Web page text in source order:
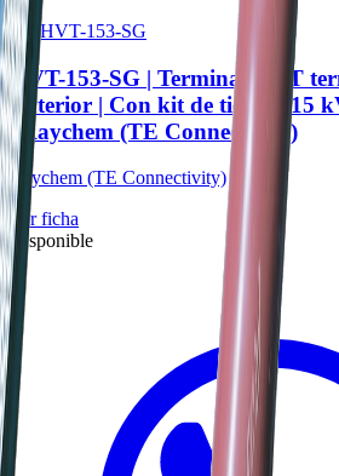
PN HVT-153-SG
HVT-153-SG | Terminal HVT
Exterior | Con kit de tierra | 15
| Raychem (TE Connectivity)
Raychem (TE Connectivity)
Ver ficha
Disponible